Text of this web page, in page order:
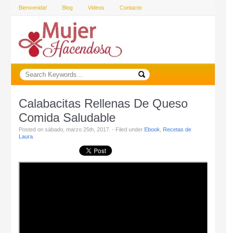
Bienvenida! Blog Videos Contacto
Calabacitas Rellenas De Queso
Comida Saludable
Posted on sábado, marzo 25th, 2017. - Filed under Ebook
Recetas de
Laura